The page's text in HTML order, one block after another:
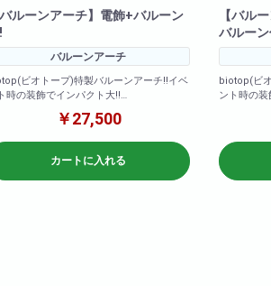
バルーンアーチ】電飾+バルーン
バルーンアーチ
ビオトープ)特製バルーンアーチ!!イベ
時の装飾でインパクト大!!
注文の際は必ず備考欄に色合いの指定を
のない場合はおまかせでの作成となりま
のであらかじめご了承下さいませ。
￥27,500
カートに入れる
【バル
バルーン
biotop(ビ
ント時の
※ご注文の
記載のない
す。